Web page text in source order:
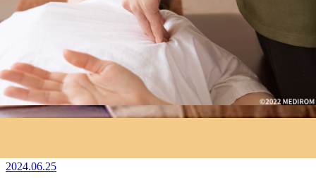
最近のブログ
6月25日(火)の空き状況☆彡
す。今日も元気に営業しております。さて、これまで長らく
ご愛顧を賜りましたRe.Ra.Ku 飯田橋サクラテラス店は、本
2024.06.25